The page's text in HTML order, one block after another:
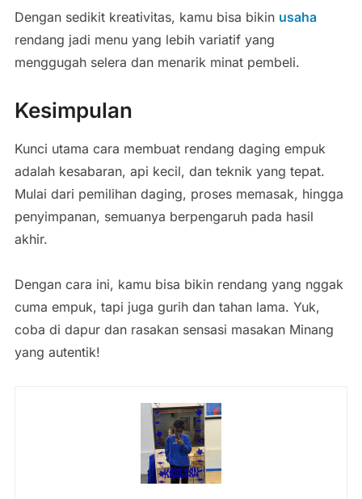
Dengan sedikit kreativitas, kamu bisa bikin usaha
rendang jadi menu yang lebih variatif yang
menggugah selera dan menarik minat pembeli.
Kesimpulan
Kunci utama cara membuat rendang daging empuk
adalah kesabaran, api kecil, dan teknik yang tepat.
Mulai dari pemilihan daging, proses memasak, hingga
penyimpanan, semuanya berpengaruh pada hasil
akhir.
Dengan cara ini, kamu bisa bikin rendang yang nggak
cuma empuk, tapi juga gurih dan tahan lama. Yuk,
coba di dapur dan rasakan sensasi masakan Minang
yang autentik!